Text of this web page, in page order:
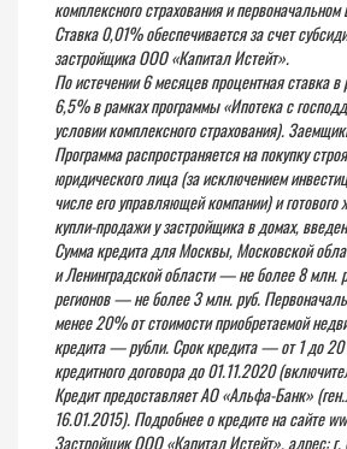
комплексного страхования и
Ставка 0,01% обеспечивается за счет
застройщика ООО «Капитал Истейт».
По истечении 6 месяцев процентная ставка в
6,5% в рамках программы «Ипотека с
условии комплексного страхования).
Программа распространяется на покупку
юридического лица (за исключением
числе его управляющей компании) и готового
купли-продажи у застройщика в домах,
Сумма кредита для Москвы, Московской
и Ленинградской области — не более 8 млн.
регионов — не более 3 млн. руб.
менее 20% от стоимости приобретаемой
кредита — рубли. Срок кредита — от 1 до 20
кредитного договора до 01.11.2020
Кредит предоставляет АО «Альфа-Банк»
16.01.2015). Подробнее о кредите на сайте
Застройщик ООО «Капитал Истейт», адрес: г.